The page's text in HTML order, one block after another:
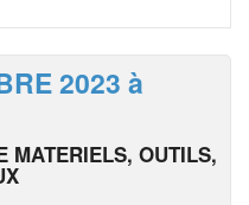
2023 à
MATERIELS, OUTILS,